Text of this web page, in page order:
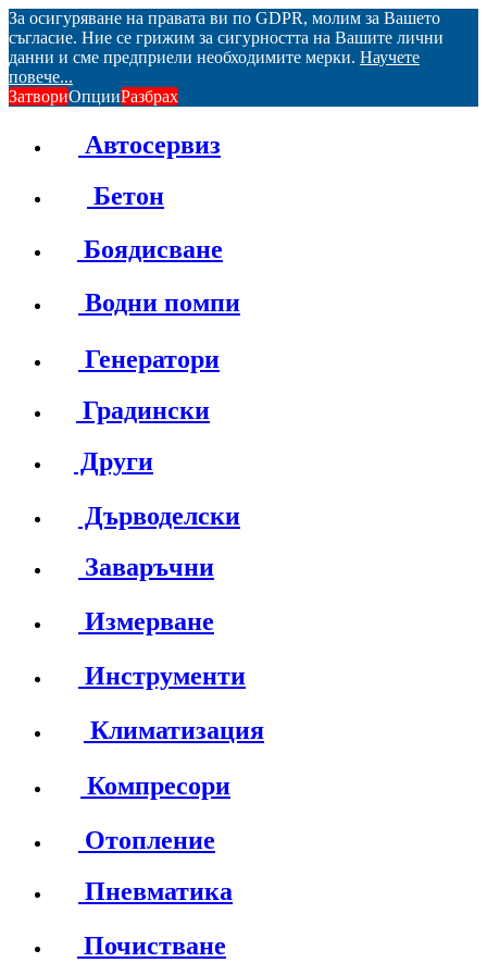
За осигуряване на правата ви по GDPR, молим за Вашето
съгласие. Ние се грижим за сигурността на Вашите лични
данни и сме предприели необходимите мерки. Научете
повече...
ЗатвориОпцииРазбрах
Автосервиз
Бетон
Боядисване
Водни помпи
Генератори
Градински
Други
Дърводелски
Заваръчни
Измерване
Инструменти
Климатизация
Компресори
Отопление
Пневматика
Почистване